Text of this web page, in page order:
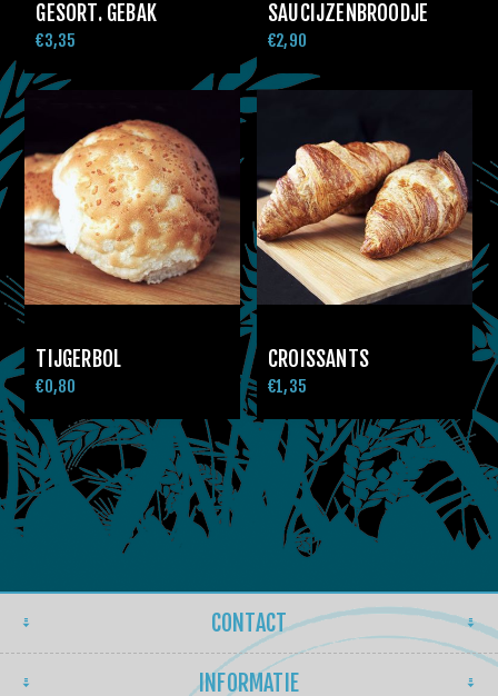
GESORT. GEBAK
€3,35
SAUCIJZENBROODJE
€2,90
TIJGERBOL
€0,80
CROISSANTS
€1,35
CONTACT
INFORMATIE